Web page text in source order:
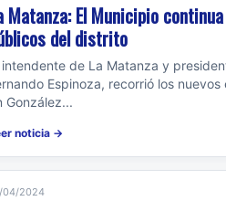
Matanza: El Municipio
del distrito
intendente de La Matanza y
Espinoza, recorrió los
González...
noticia →
04/2024